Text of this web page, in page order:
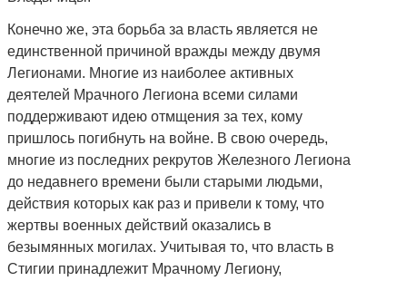
Конечно же, эта борьба за власть является не
единственной причиной вражды между двумя
Легионами. Многие из наиболее активных
деятелей Мрачного Легиона всеми силами
поддерживают идею отмщения за тех, кому
пришлось погибнуть на войне. В свою очередь,
многие из последних рекрутов Железного Легиона
до недавнего времени были старыми людьми,
действия которых как раз и привели к тому, что
жертвы военных действий оказались в
безымянных могилах. Учитывая то, что власть в
Стигии принадлежит Мрачному Легиону,